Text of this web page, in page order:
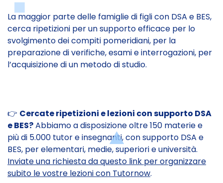
La maggior parte delle famiglie di figli con DSA e BES,
cerca ripetizioni per un supporto efficace per lo
svolgimento dei compiti pomeridiani, per la
preparazione di verifiche, esami e interrogazioni, per
l’acquisizione di un metodo di studio.
👉 Cercate ripetizioni e lezioni con supporto DSA
e BES?Abbiamo a disposizione oltre 150 materie e
più di 5.000 tutor e insegnanti, con supporto DSA e
BES, per elementari, medie, superiori e università.
Inviate una richiesta da questo link per organizzare
subito le vostre lezioni con Tutornow.